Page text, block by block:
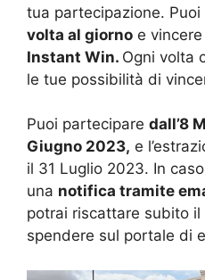
tua partecipazione.
volta al giorno e
Instant Win. Ogni volta
le tue possibilità di
Puoi partecipare dall’8
Giugno 2023, e
il 31 Luglio 2023. In
una notifica tramite
potrai riscattare subito
spendere sul portale di